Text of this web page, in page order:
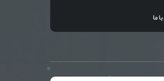
ما